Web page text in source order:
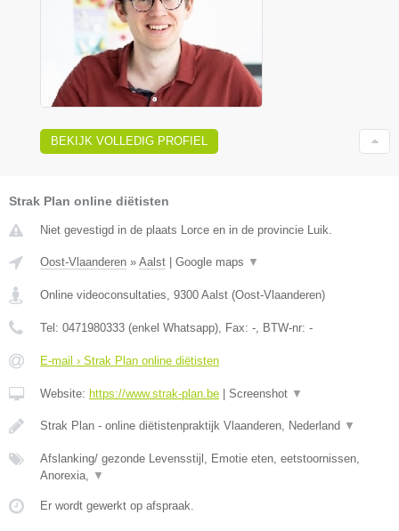
BEKIJK VOLLEDIG PROFIEL
Strak Plan online diëtisten
Niet gevestigd in de plaats Lorce en in de provincie Luik.
Oost-Vlaanderen » Aalst Google maps ▼
Online videoconsultaties, 9300 Aalst (Oost-Vlaanderen)
Tel: 0471980333 (enkel Whatsapp), Fax: -, BTW-nr: -
E-mail › Strak Plan online diëtisten
Website: https://www.strak-plan.be Screenshot ▼
Strak Plan - online diëtistenpraktijk Vlaanderen, Nederland ▼
Afslanking/ gezonde Levensstijl, Emotie eten, eetstoornissen,
Anorexia, ▼
Er wordt gewerkt op afspraak.